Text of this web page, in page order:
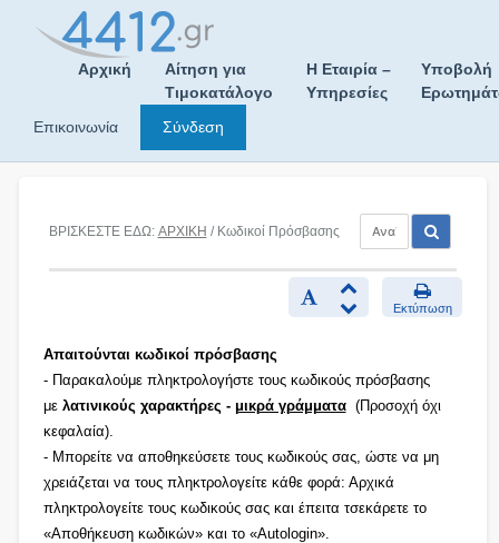
Αρχική
Αίτηση για
Τιμοκατάλογο
Η Εταιρία –
Υπηρεσίες
Υποβολή
Επικοινωνία
Σύνδεση
ΒΡΙΣΚΕΣΤΕ ΕΔΩ: ΑΡΧΙΚΗ / Κωδικοί Πρόσβασης
Εκτύπωση
Απαιτούνται κωδικοί πρόσβασης
- Παρακαλούμε πληκτρολογήστε τους κωδικούς πρόσβασης
με λατινικούς χαρακτήρες - μικρά γράμματα(Προσοχή όχι
κεφαλαία).
- Μπορείτε να αποθηκεύσετε τους κωδικούς σας, ώστε να μη
χρειάζεται να τους πληκτρολογείτε κάθε φορά: Αρχικά
πληκτρολογείτε τους κωδικούς σας και έπειτα τσεκάρετε το
«Αποθήκευση κωδικών» και το «Autologin».